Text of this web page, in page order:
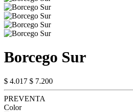
Borcego Sur
$ 4.017 $ 7.200
PREVENTA
Color